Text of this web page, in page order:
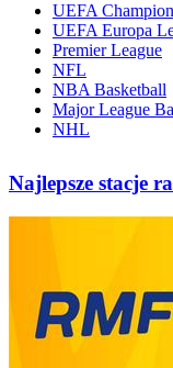
UEFA
UEFA Europa
Premier League
NFL
NBA Basketball
Major League
NHL
Najlepsze stacje